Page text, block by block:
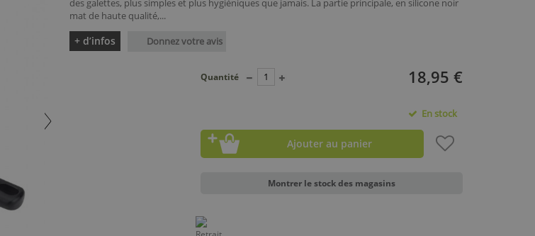
des galettes, plus simples et plus hygiéniques que jamais. La partie principale, en silicone noir
mat de haute qualité,...
+ d’infos Donnez votre avis
18,95 €
Quantité
En stock
Ajouter au panier
Montrer le stock des magasins